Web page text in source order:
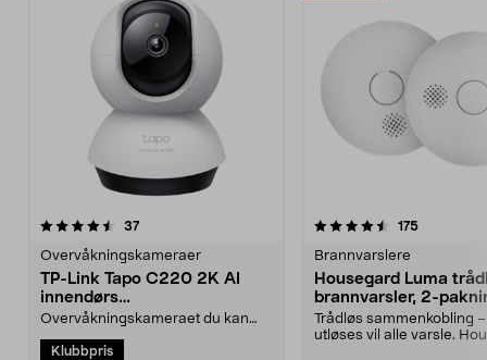
37anmeldelser
Overvåkningskameraer
TP-Link Tapo C220 2K AI
innendørs
overvåkningskamera
Overvåkningskameraet du kan
smart KI. TP-Link Tapo ...
Klubbpris
4.5 av 5 stjerner 175
Brannvarslere
Housegard Luma
brannvarsler, 2-
Trådløs sammenkobling
utløses vil alle varsle.
4.5 av 5 stjerner